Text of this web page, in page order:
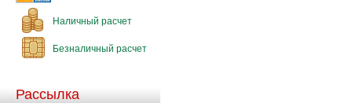
Наличный расчет
Безналичный расчет
Рассылка